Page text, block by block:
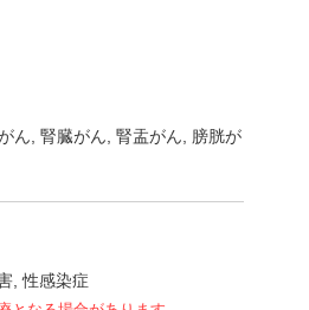
ん 腎臓がん 腎盂がん
膀胱が
性感染症